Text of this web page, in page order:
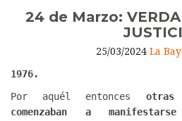
24 de Marzo:
25/03/2024 La
1976.
Por aquél entonces otras
comenzaban a